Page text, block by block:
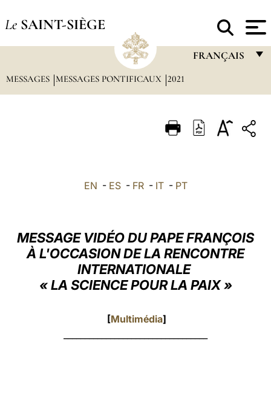
Le SAINT-SIÈGE
FRANÇAIS
ITALIANO
العربيّة
LATINE
MESSAGES MESSAGES PONTIFICAUX 2021
EN - ES- FR- IT- PT
MESSAGE VIDÉO DU PAPE FRANÇOIS
À L'OCCASION DE LA RENCONTRE
INTERNATIONALE
« LA SCIENCE POUR LA PAIX »
[Multimédia]